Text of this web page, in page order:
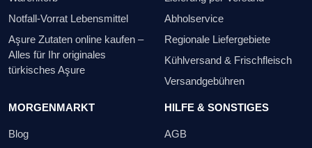
Notfall-Vorrat Lebensmittel
Aşure Zutaten online kaufen –
Alles für Ihr originales
türkisches Aşure
Abholservice
Regionale Liefergebiete
Kühlversand & Frischfleisch
Versandgebühren
MORGENMARKT
Blog
HILFE & SONSTIGES
AGB